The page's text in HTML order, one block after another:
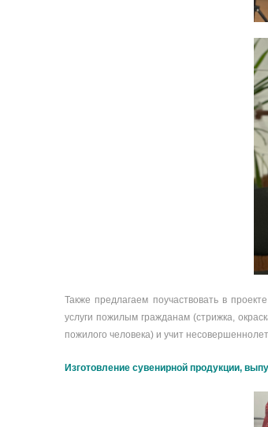
Также предлагаем поучаствовать в
услуги пожилым гражданам (стрижка,
пожилого человека) и учит
Изготовление сувенирной продукции,